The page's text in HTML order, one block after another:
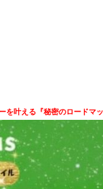
を叶える『秘密のロードマ